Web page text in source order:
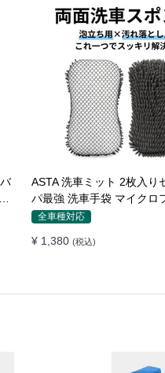
ASTA 洗車ミット 2枚入り
パ最強 洗車手袋 マイクロ
製 洗車グッズ 車 バイク 自
全車種対応
¥ 1,380 (税込)